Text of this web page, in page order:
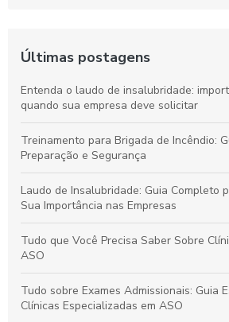
Últimas postagens
Entenda o laudo de insalubridade:
quando sua empresa deve solicitar
Treinamento para Brigada de Incêndio:
Preparação e Segurança
Laudo de Insalubridade: Guia Completo
Sua Importância nas Empresas
Tudo que Você Precisa Saber Sobre
ASO
Tudo sobre Exames Admissionais: Guia
Clínicas Especializadas em ASO